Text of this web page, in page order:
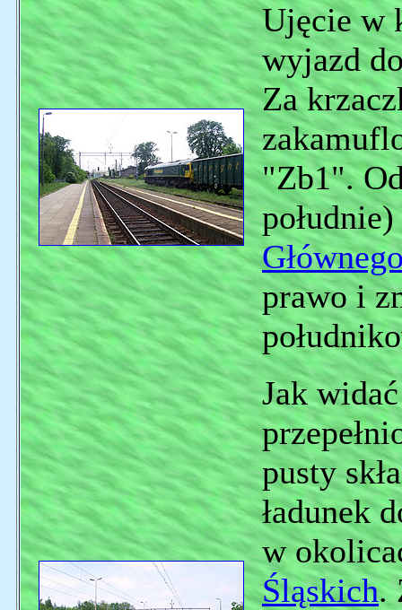
Ujęcie w
wyjazd
Za
"Zb1".
prawo i
Jak
pusty
ładunek
w
Śląskich.